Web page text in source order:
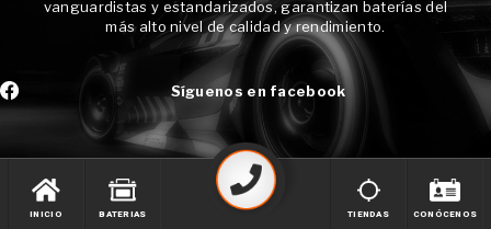
vanguardistas y estandarizados, garantizan baterías del
más alto nivel de calidad y rendimiento.
Síguenos en facebook
INICIO BATERIAS TIENDAS CONÓCENOS